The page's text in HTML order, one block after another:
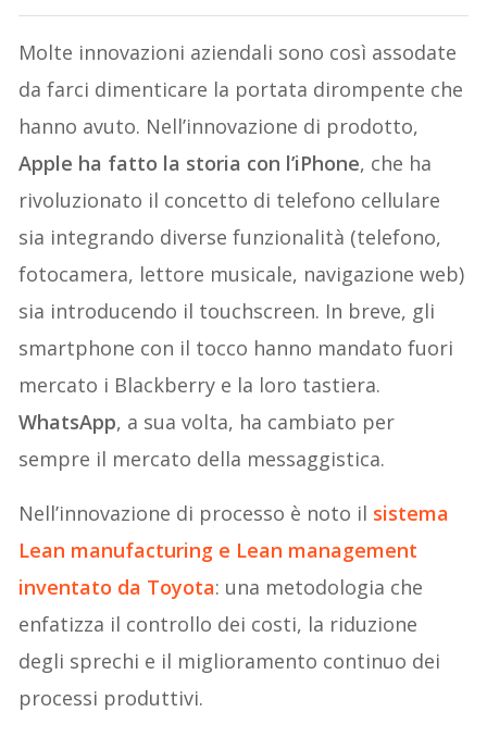
Molte innovazioni aziendali sono così assodate
da farci dimenticare la portata dirompente che
hanno avuto. Nell’innovazione di prodotto,
Apple ha fatto la storia con l’iPhone, che ha
rivoluzionato il concetto di telefono cellulare
sia integrando diverse funzionalità (telefono,
fotocamera, lettore musicale, navigazione web)
sia introducendo il touchscreen. In breve, gli
smartphone con il tocco hanno mandato fuori
mercato i Blackberry e la loro tastiera.
WhatsApp, a sua volta, ha cambiato per
sempre il mercato della messaggistica.
Nell’innovazione di processo è noto il sistema
Lean manufacturing e Lean management
inventato da Toyota: una metodologia che
enfatizza il controllo dei costi, la riduzione
degli sprechi e il miglioramento continuo dei
processi produttivi.